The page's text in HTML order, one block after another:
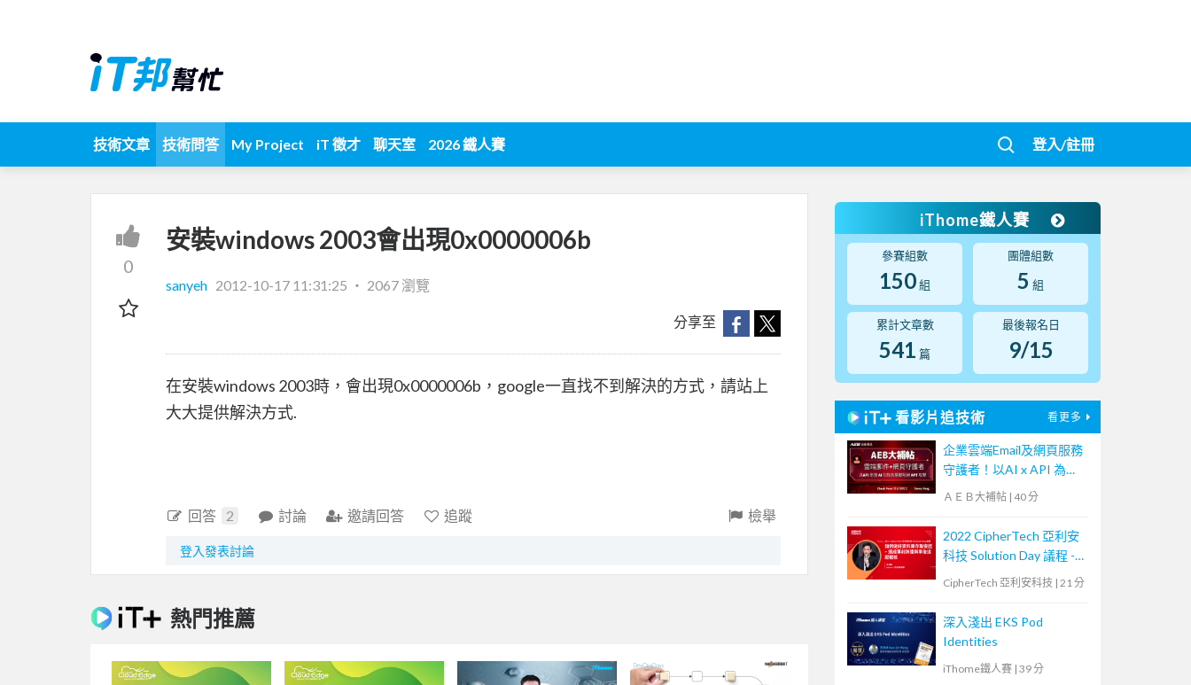
技術文章 技術問答 My Project iT 徵才 聊天室 2026 鐵人賽 登入/註冊
0
安裝windows 2003會出現0x0000006b
sanyeh 2012-10-17 11:31:25 ‧ 2067 瀏覽
分享至
在安裝windows 2003時，會出現0x0000006b，google一直找不到解決的方式，請站上
大大提供解決方式.
回答 2 討論 邀請回答 追蹤 檢舉
登入發表討論
熱門推薦
iThome鐵人賽
參賽組數
150組
團體組數
5 組
累計文章數
541 篇
最後報名日
9/15
看影片追技術 看更多
企業雲端Email及網頁服務
守護者！以AI x API 為基
礎阻絕APT攻擊【宏碁資
ＡＥＢ大補帖 | 40 分
2022 CipherTech 亞利安
科技 Solution Day 議程 -
如何做好資料庫存取安
追蹤稽核
CipherTech 亞利安科技 | 21 分
深入淺出 EKS Pod
Identities
iThome鐵人賽 | 39 分